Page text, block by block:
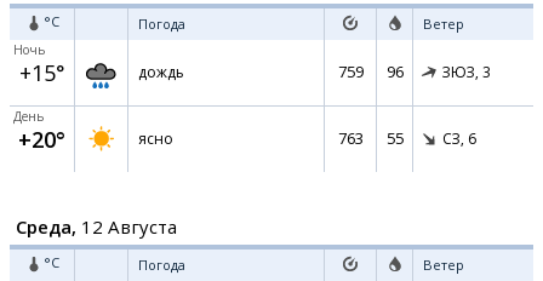
°C Погода Ветер
Ночь
+15° дождь 759 96 ЗЮЗ, 3
День
+20° ясно 763 55 СЗ, 6
Среда, 12 Августа
°C Погода Ветер